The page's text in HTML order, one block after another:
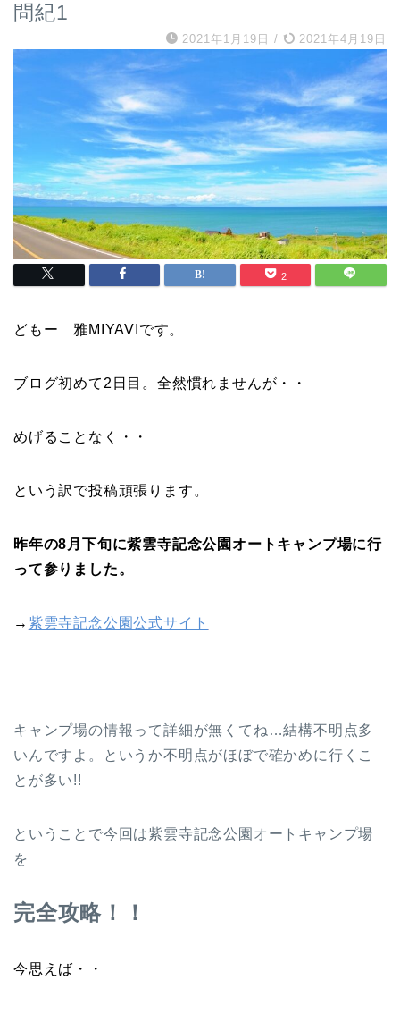
問紀1
2021年1月19日 / 2021年4月19日
2
どもー 雅MIYAVIです。
ブログ初めて2日目。 全然慣れませんが・・
めげることなく・・
という訳で投稿頑張ります。
昨年の8月下旬に紫雲寺記念公園オートキャンプ場に行
って参りました。
→ 紫雲寺記念公園公式サイト
キャンプ場の情報って詳細が無くてね…結構不明点多
いんですよ。というか不明点がほぼで確かめに行くこ
とが多い!!
ということで今回は紫雲寺記念公園オートキャンプ場
を
完全攻略！！
今思えば・・